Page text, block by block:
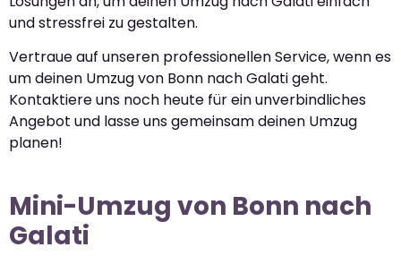
und stressfrei zu gestalten.
Vertraue auf unseren professionellen Service, wenn es
um deinen Umzug von Bonn nach Galati geht.
Kontaktiere uns noch heute für ein unverbindliches
Angebot und lasse uns gemeinsam deinen Umzug
planen!
Mini-Umzug von Bonn nach
Galati